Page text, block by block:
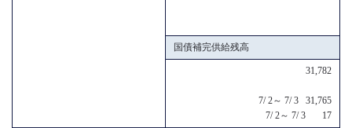
国債補完供給残高
31,782
7/ 2～ 7/ 3 31,765
7/ 2～ 7/ 3 17